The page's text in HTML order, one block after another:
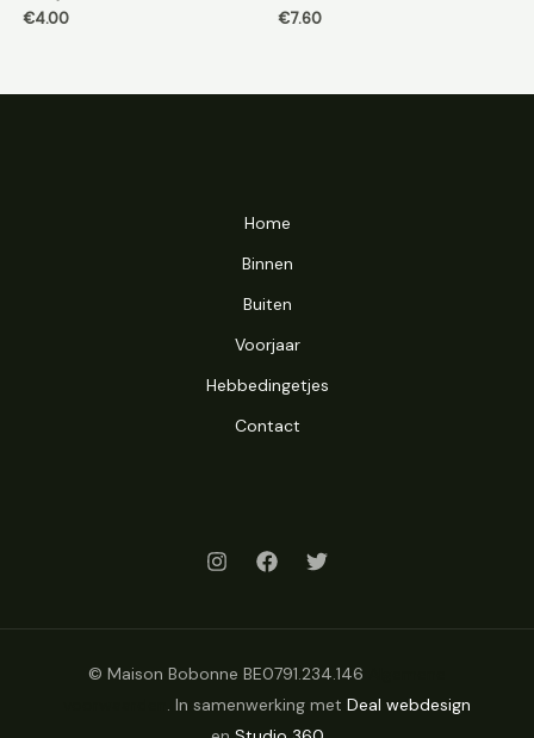
€4.00
€7.60
Home
Binnen
Buiten
Voorjaar
Hebbedingetjes
Contact
© Maison Bobonne BE0791.234.146
. In samenwerking met Deal webdesign